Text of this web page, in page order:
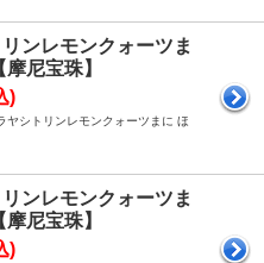
ンレモンクォーツま
尼宝珠】
)
ヤシトリンレモンクォーツまに ほ
ンレモンクォーツま
尼宝珠】
)